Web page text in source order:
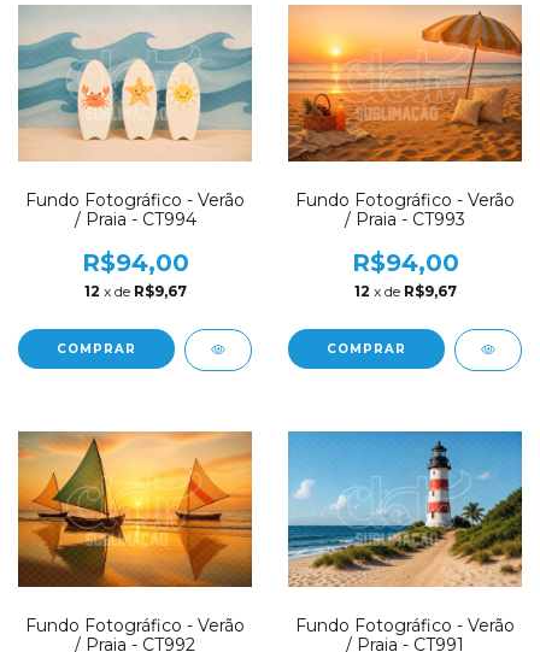
Fundo Fotográfico - Verão
/ Praia - CT994
R$94,00
12 x de R$9,67
COMPRAR
Fundo Fotográfico - Verão
/ Praia - CT993
R$94,00
12 x de R$9,67
COMPRAR
Fundo Fotográfico - Verão
/ Praia - CT992
Fundo Fotográfico - Verão
/ Praia - CT991